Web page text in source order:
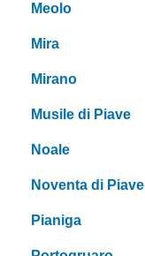
Meolo
Mira
Mirano
Musile di Piave
Noale
Noventa di Piave
Pianiga